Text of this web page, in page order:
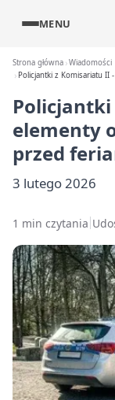
MENU
Strona główna Wiadomości
Policjantki z Komisariatu II
elementy
przed
3 lutego 2026
1 min czytania